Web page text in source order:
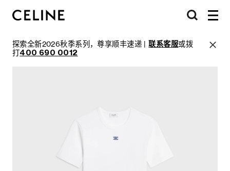
探索全新2026秋季系列，尊享顺丰速递 |联系客服或拨
打400 690 0012